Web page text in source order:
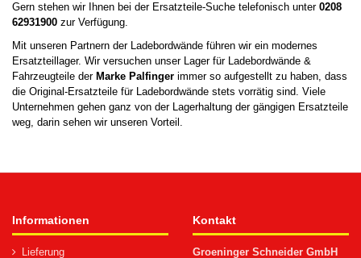
Gern stehen wir Ihnen bei der Ersatzteile-Suche telefonisch unter 0208
62931900 zur Verfügung.
Mit unseren Partnern der Ladebordwände führen wir ein modernes
Ersatzteillager. Wir versuchen unser Lager für Ladebordwände &
Fahrzeugteile der Marke Palfinger immer so aufgestellt zu haben, dass
die Original-Ersatzteile für Ladebordwände stets vorrätig sind. Viele
Unternehmen gehen ganz von der Lagerhaltung der gängigen Ersatzteile
weg, darin sehen wir unseren Vorteil.
Informationen
Lieferung
Kontakt
Groeninger Schneider GmbH